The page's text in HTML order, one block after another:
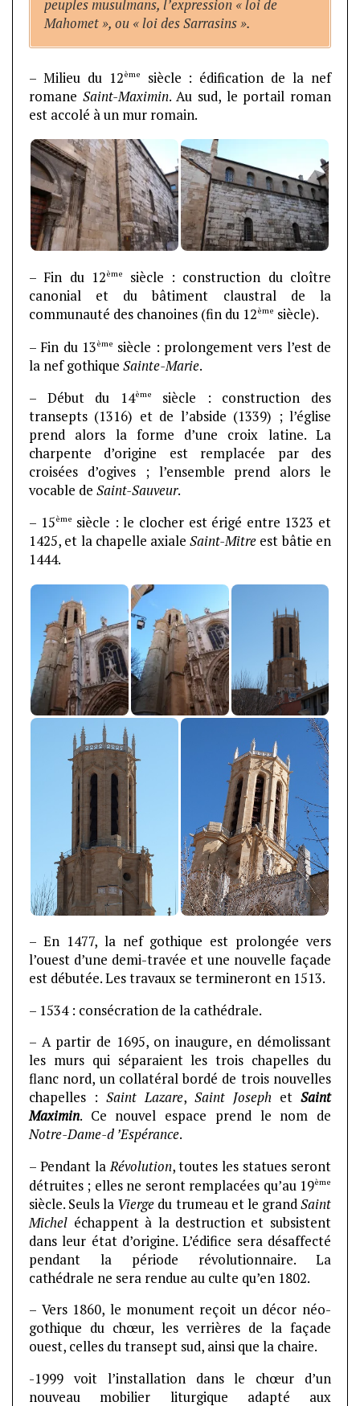
peuples musulmans, l’expression « loi de
Mahomet », ou « loi des Sarrasins ».
– Milieu du 12ème
siècle : édification de la nef
romane Saint-Maximin. Au sud, le portail roman
est accolé à un mur romain.
– Fin du 12ème
siècle : construction du cloître
canonial et du bâtiment claustral de la
communauté des chanoines (fin du 12ème siècle).
– Fin du 13ème siècle : prolongement vers l’est de
la nef gothiqueSainte-Marie.
– Début du 14ème
siècle : construction des
transepts (1316) et de l’abside (1339) ; l’église
prend alors la forme d’une croix latine. La
charpente d’origine est remplacée par des
croisées d’ogives ; l’ensemble prend alors le
vocable deSaint-Sauveur.
– 15ème siècle : le clocher est érigé entre 1323 et
1425, et la chapelle axialeSaint-Mitre est bâtie en
1444.
– En 1477, la nef gothique est prolongée vers
l’ouest d’une demi-travée et une nouvelle façade
est débutée. Les travaux se termineront en 1513.
– 1534 : consécration de la cathédrale.
– A partir de 1695, on inaugure, en démolissant
les murs qui séparaient les trois chapelles du
flanc nord, un collatéral bordé de trois nouvelles
chapelles :Saint Lazare, Saint Joseph et Saint
Maximin. Ce nouvel espace prend le nom de
Notre-Dame-d ’Espérance.
– Pendant laRévolution, toutes les statues seront
détruites ; elles ne seront remplacées qu’au 19ème
siècle. Seuls la Vierge du trumeau et le grandSaint
Michel échappent à la destruction et subsistent
dans leur état d’origine. L’édifice sera désaffecté
pendant la période révolutionnaire. La
cathédrale ne sera rendue au culte qu’en 1802.
– Vers 1860, le monument reçoit un décor néo-
gothique du chœur, les verrières de la façade
ouest, celles du transept sud, ainsi que la chaire.
-1999 voit l’installation dans le chœur d’un
nouveau mobilier liturgique adapté aux